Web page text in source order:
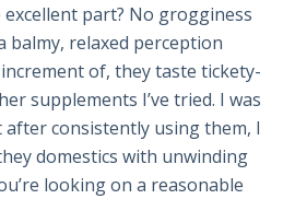
part? No grogginess
balmy, relaxed perception
of, they taste tickety-
supplements I’ve tried. I was
consistently using them, I
domestics with unwinding
looking on a reasonable